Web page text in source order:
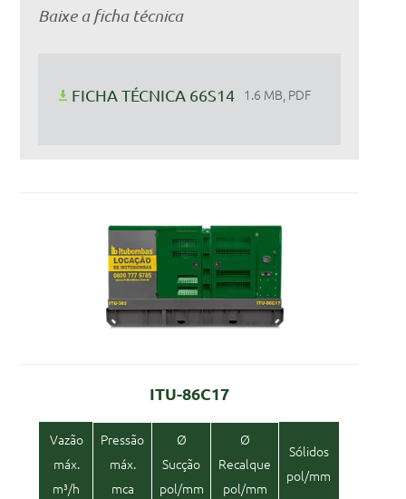
Baixe a ficha técnica
FICHA TÉCNICA 66S14 1.6 MB, PDF
ITU-86C17
Vazão
máx.
m³/h
Pressão
máx.
mca
Ø
Sucção
pol/mm
Ø
Recalque
pol/mm
Sólidos
pol/mm